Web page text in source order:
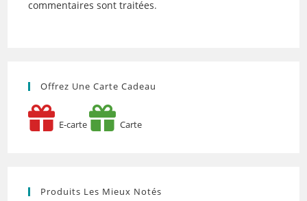
commentaires sont traitées.
Offrez Une Carte Cadeau
E-carte Carte
Produits Les Mieux Notés